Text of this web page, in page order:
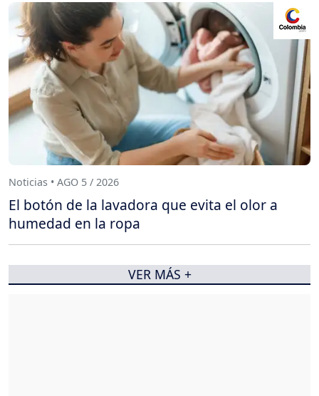
Noticias • AGO 5 / 2026
El botón de la lavadora que evita el olor a
humedad en la ropa
VER MÁS +